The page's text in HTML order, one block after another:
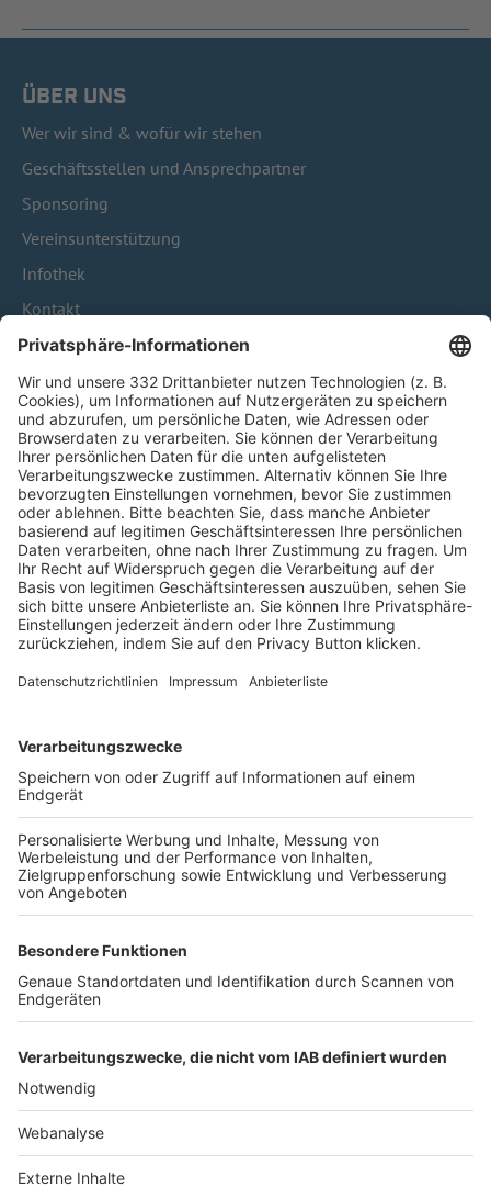
ÜBER UNS
Wer wir sind & wofür wir stehen
Geschäftsstellen und Ansprechpartner
Sponsoring
Vereinsunterstützung
Infothek
Kontakt
HÄUFIG BESUCHTE SEITEN
Pässe und Vereinswechsel
Trainerausbildung
Schulungsangebot Vereinsmitarbeiter
BFV-Geschäftsstellen
Trainerbörse
Login SpielPlus
FOLGE DEM BFV
TOP-VEREINE
TOP-PARTNER
Nutzungsbedingungen Datenschutz Impressum